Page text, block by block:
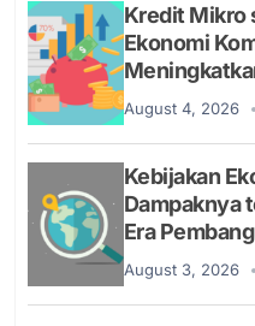
Kredit Mikro
Ekonomi
August 4, 2026
Kebijakan
Dampaknya
Era
August 3, 2026